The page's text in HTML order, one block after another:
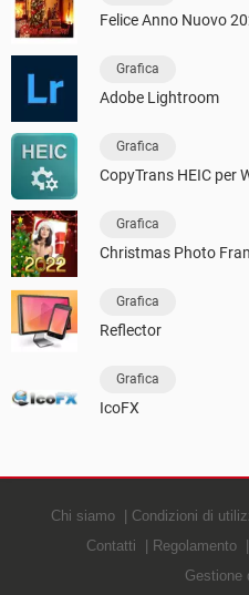
Felice Anno Nuovo
Grafica
Adobe Lightroom
Grafica
CopyTrans HEIC per
Grafica
Christmas Photo
Grafica
Reflector
Grafica
IcoFX
Chi siamo Condizioni di
Contatti
Regolamento
Gestione